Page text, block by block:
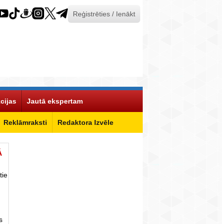
Reģistrēties / Ienākt
Reklāmraksti Redaktora Izvēle
Jautā ekspertam